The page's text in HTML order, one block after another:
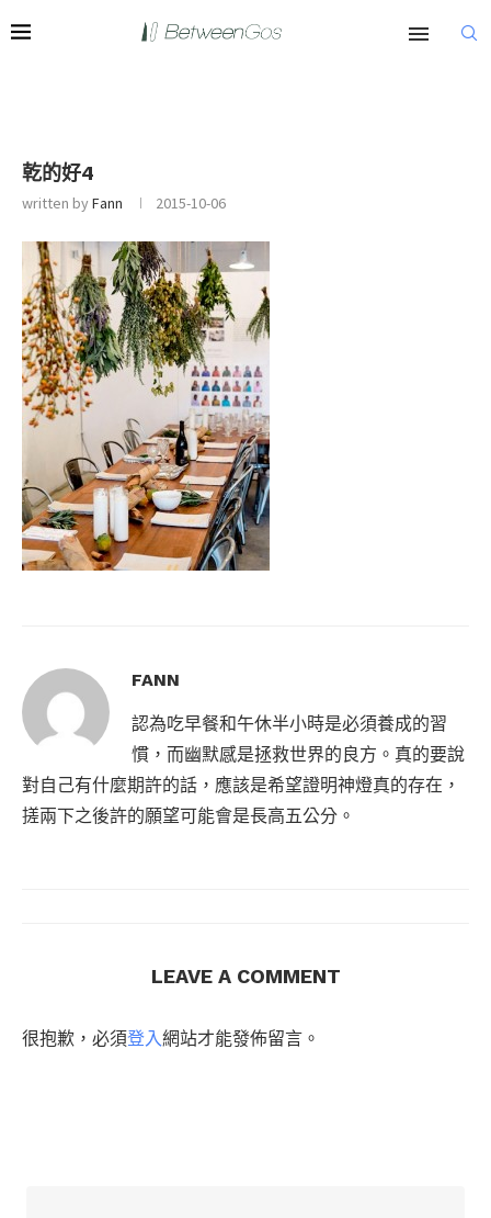
乾的好4
written byFann 2015-10-06
FANN
認為吃早餐和午休半小時是必須養成的習
慣，而幽默感是拯救世界的良方。真的要說
對自己有什麼期許的話，應該是希望證明神燈真的存在，
搓兩下之後許的願望可能會是長高五公分。
LEAVE A COMMENT
很抱歉，必須登入網站才能發佈留言。